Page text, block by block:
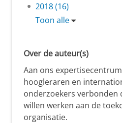
2018 (16)
Toon alle
Over de auteur(s)
Aan ons
hoogleraren en
onderzoekers verbonden
willen werken aan de
organisatie.